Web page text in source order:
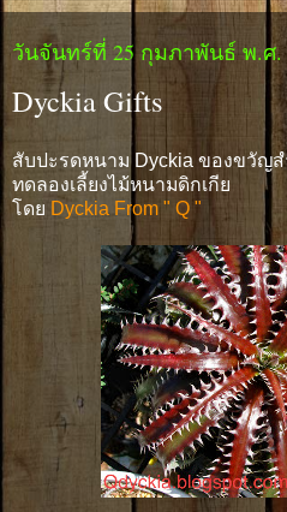
วันจันทร์ที่ 25 กุมภาพันธ์ พ.ศ.
Dyckia Gifts
สับปะรดหนาม Dyckia ของขวัญ
ทดลองเลี้ยงไม้หนามดิกเกีย
โดย Dyckia From " Q "